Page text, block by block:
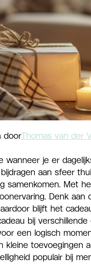
doorThomas van der
wanneer je er
aan sfeer
samenkomen. Met
Denk
blijft het
bij
een logisch
kleine toevoegingen
populair bij